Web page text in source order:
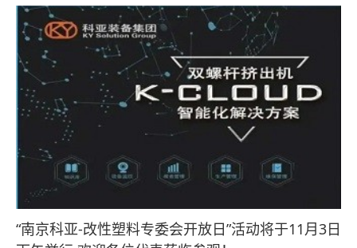
“南京科亚-改性塑料专委会开放日”活动将于11月3日